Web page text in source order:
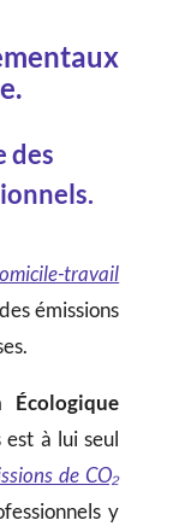
des
travail
émissions
Écologique
à lui seul
de CO₂
y